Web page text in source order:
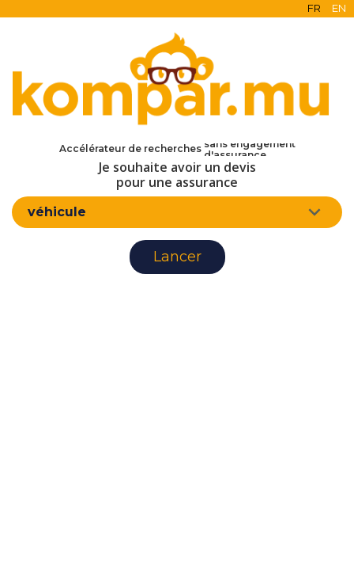
FR EN
Accélérateur de recherches
en ligne
d'assurance
Je souhaite avoir un devis
pour une assurance
véhicule
Lancer